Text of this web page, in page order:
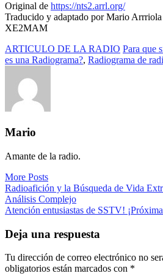
Original de https://nts2.arrl.org/
Traducido y adaptado por Mario Arrriola
XE2MAM
ARTICULO DE LA RADIO Para que
es una Radiograma?, Radiograma de
Mario
Amante de la radio.
More Posts
Navegación
de
Radioafición y la Búsqueda de Vida
Análisis Complejo
Atención entusiastas de SSTV!
Deja una respuesta
Tu dirección de correo electrónico no
obligatorios están marcados con *